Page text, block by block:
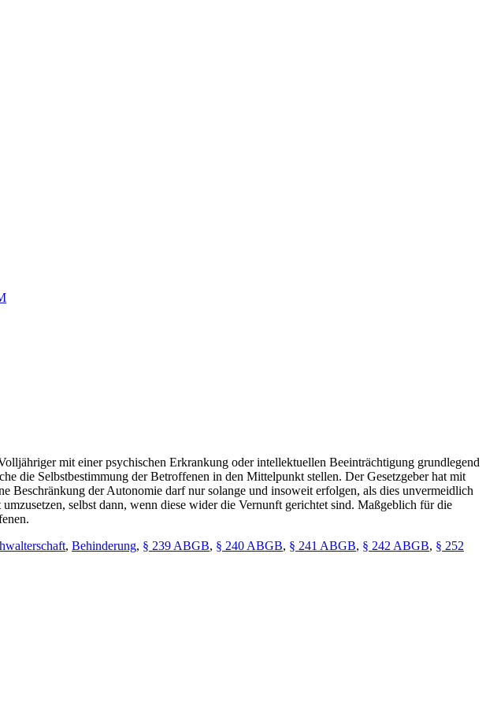
mit einer psychischen Erkrankung oder intellektuellen Beeinträchtigung grundlegend
die Selbstbestimmung der Betroffenen in den Mittelpunkt stellen. Der Gesetzgeber hat mit
Beschränkung der Autonomie darf nur solange und insoweit erfolgen, als dies unvermeidlich
selbst dann, wenn diese wider die Vernunft gerichtet sind. Maßgeblich für die
, Behinderung, § 239 ABGB, § 240 ABGB, § 241 ABGB, § 242 ABGB, § 252